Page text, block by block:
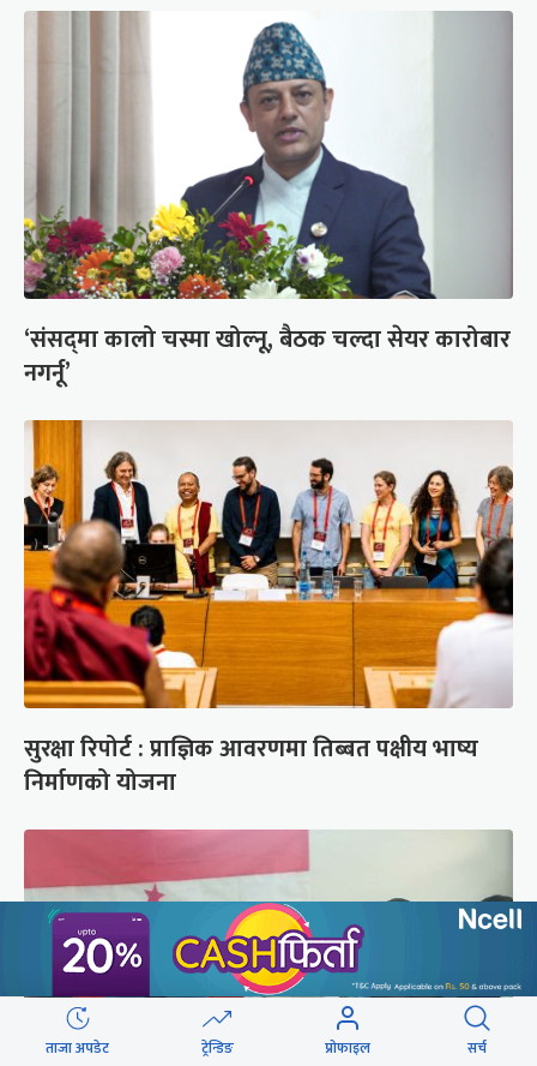
‘संसद्‍मा कालो चस्मा खोल्नू, बैठक चल्दा सेयर कारोबार
नगर्नू’
सुरक्षा रिपोर्ट : प्राज्ञिक आवरणमा तिब्बत पक्षीय भाष्य
निर्माणको योजना
ताजा अपडेट ट्रेन्डिङ प्रोफाइल सर्च